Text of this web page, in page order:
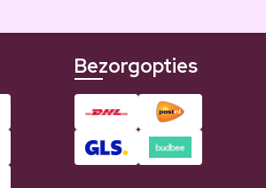
Bezorgopties